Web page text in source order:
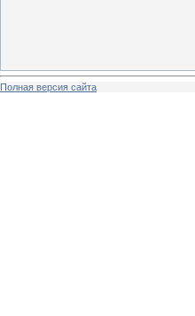
Полная версия сайта